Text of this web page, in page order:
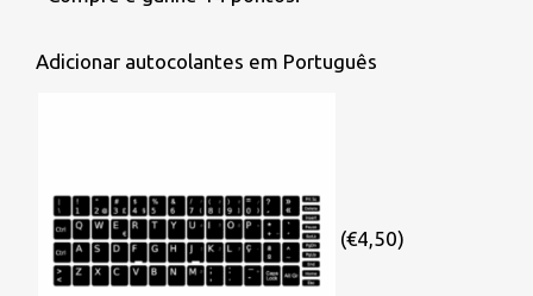
Adicionar autocolantes em Português
(€4,50)